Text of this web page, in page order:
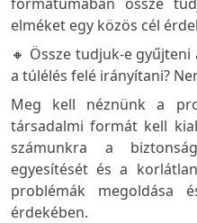
elméket egy közös cél
🔸 Össze tudjuk-e
a túlélés felé irányítani?
Meg kell néznünk a
társadalmi formát kell
számunkra a
egyesítését és a
problémák megoldása
érdekében.